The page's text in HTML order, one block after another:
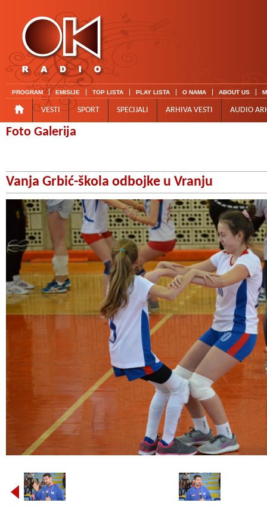
PROGRAM EMISIJE TOP LISTA PLAY LISTA O NAMA ABOUT US
VESTI SPORT SPECIJALI ARHIVA VESTI AUDIO
Foto Galerija
Vanja Grbić-škola odbojke u Vranju